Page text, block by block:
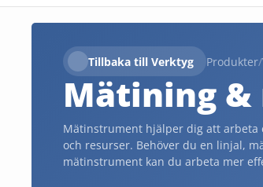
Tillbaka till Verktyg Produkter/
Mätining
Mätinstrument hjälper dig att arbeta
och resurser. Behöver du en linjal,
mätinstrument kan du arbeta mer